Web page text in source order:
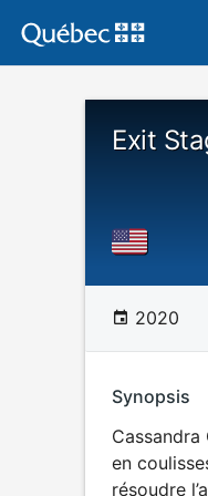
Exit
2020
Synopsis
en
résoudre